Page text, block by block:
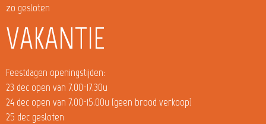
zo gesloten
VAKANTIE
Feestdagen openingstijden:
23 dec open van 7.00-17.30u
24 dec open van 7.00-15.00u (geen brood verkoop)
25 dec gesloten